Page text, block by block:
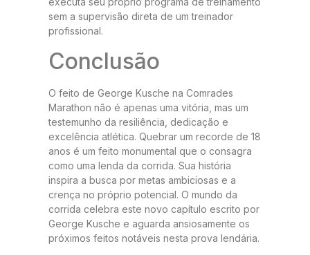
sem a supervisão direta de um treinador
profissional.
Conclusão
O feito de George Kusche na Comrades
Marathon não é apenas uma vitória, mas um
testemunho da resiliência, dedicação e
excelência atlética. Quebrar um recorde de 18
anos é um feito monumental que o consagra
como uma lenda da corrida. Sua história
inspira a busca por metas ambiciosas e a
crença no próprio potencial. O mundo da
corrida celebra este novo capítulo escrito por
George Kusche e aguarda ansiosamente os
próximos feitos notáveis nesta prova lendária.